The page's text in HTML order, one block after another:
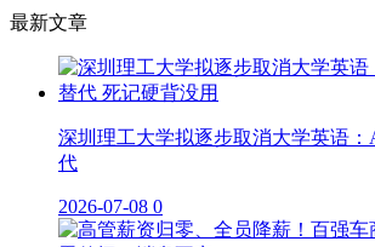
最新文章
深圳理工大学拟逐步取消大学英语
代
2026-07-08 0